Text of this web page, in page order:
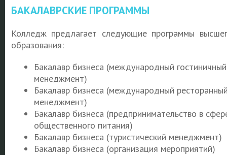
БАКАЛАВРСКИЕ ПРОГРАММЫ
Колледж предлагает следующие программы
образования:
Бакалавр бизнеса (международный гостиничный
менеджмент)
Бакалавр бизнеса (международный
менеджмент)
Бакалавр бизнеса (предпринимательство в
общественного питания)
Бакалавр бизнеса (туристический менеджмент)
Бакалавр бизнеса (организация мероприятий)